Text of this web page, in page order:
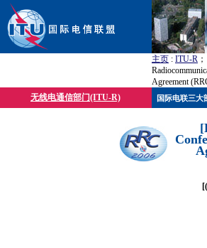
主页 : ITU-R
Agreement
无线电通信部门(ITU-R)
国际电联三大